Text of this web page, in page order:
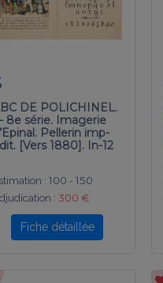
DE POLICHINEL.
8e série. Imagerie
Pellerin imp-
[Vers 1880]. In-12
: 100 - 150
: 300 €
Fiche détaillée